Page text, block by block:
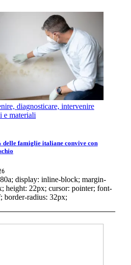
diagnosticare, intervenire
e materiali
famiglie italiane convive con
display: inline-block; margin-
height: 22px; cursor: pointer; font-
radius: 32px;